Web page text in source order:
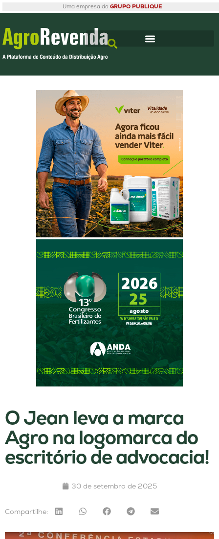
Uma empresa do GRUPO PUBLIQUE
O Jean leva a marca
Agro na logomarca do
escritório de advocacia!
30 de setembro de 2025
Compartilhe: